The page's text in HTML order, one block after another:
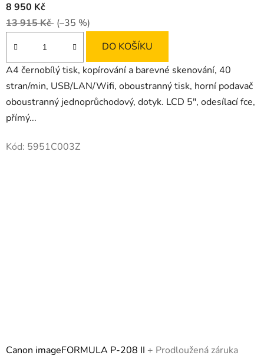
8 950 Kč
13 915 Kč (–35 %)
DO KOŠÍKU
A4 černobílý tisk, kopírování a barevné skenování, 40
stran/min, USB/LAN/Wifi, oboustranný tisk, horní podavač
oboustranný jednoprůchodový, dotyk. LCD 5", odesílací fce,
přímý...
Kód: 5951C003Z
Canon imageFORMULA P-208 II + Prodloužená záruka